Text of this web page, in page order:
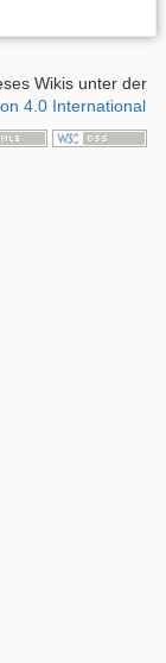
Wikis unter der
4.0 International